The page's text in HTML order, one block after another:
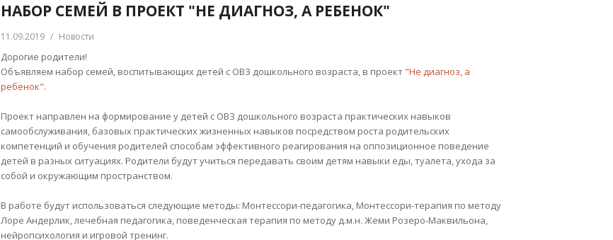
НАБОР СЕМЕЙ В ПРОЕКТ "НЕ ДИАГНОЗ, А РЕБЕНОК"
11.09.2019 / Новости
Дорогие родители!
Объявляем набор семей, воспитывающих детей с ОВЗ дошкольного возраста, в проект "Не диагноз, а
ребенок".
Проект направлен на формирование у детей с ОВЗ дошкольного возраста практических навыков
самообслуживания, базовых практических жизненных навыков посредством роста родительских
компетенций и обучения родителей способам эффективного реагирования на оппозиционное поведение
детей в разных ситуациях. Родители будут учиться передавать своим детям навыки еды, туалета, ухода за
собой и окружающим пространством.
В работе будут использоваться следующие методы: Монтессори-педагогика, Монтессори-терапия по методу
Лоре Андерлик, лечебная педагогика, поведенческая терапия по методу д.м.н. Жеми Розеро-Маквильона,
нейропсихология и игровой тренинг.